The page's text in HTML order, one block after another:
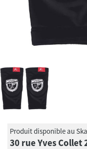
Produit disponible au
30 rue Yves Collet